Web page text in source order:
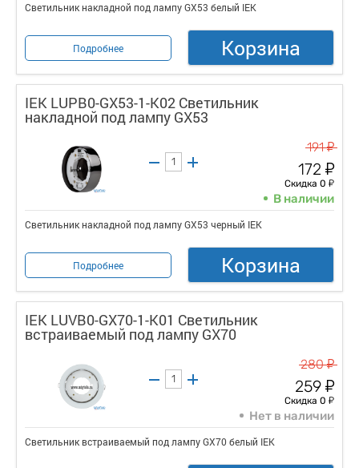
Светильник накладной под лампу GX53 белый IEK
Подробнее Корзина
IEK LUPB0-GX53-1-K02 Светильник
накладной под лампу GX53
191у
172 у
Скидка 0 у
В наличии
Светильник накладной под лампу GX53 черный IEK
Подробнее Корзина
IEK LUVB0-GX70-1-K01 Светильник
встраиваемый под лампу GX70
280у
259 у
Скидка 0 у
Нет в наличии
Светильник встраиваемый под лампу GX70 белый IEK